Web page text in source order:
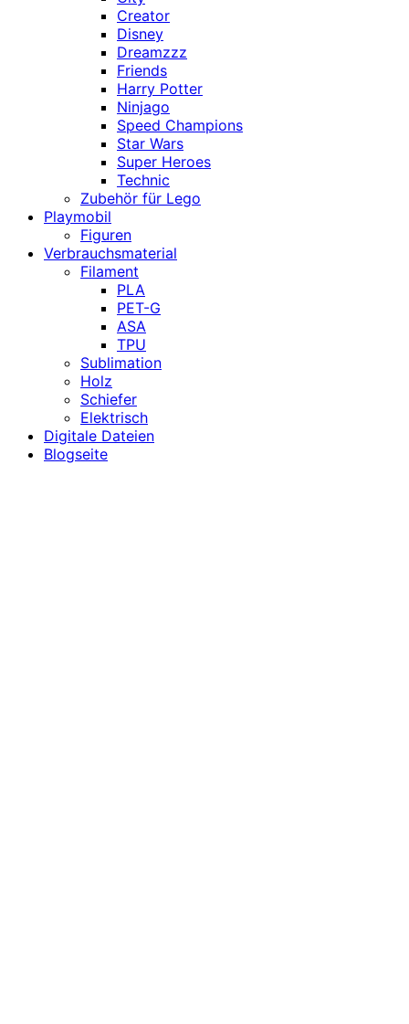
Creator
Disney
Dreamzzz
Friends
Harry Potter
Ninjago
Speed Champions
Star Wars
Super Heroes
Technic
Zubehör für Lego
Playmobil
Figuren
Verbrauchsmaterial
Filament
PLA
PET-G
ASA
TPU
Sublimation
Holz
Schiefer
Elektrisch
Digitale Dateien
Blogseite